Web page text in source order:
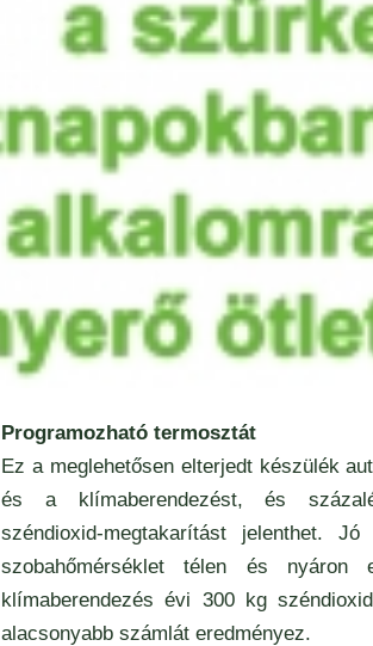
Programozható termosztát
Ez a meglehetősen elterjedt készülék
és a klímaberendezést, és
széndioxid-megtakarítást jelenthet.
szobahőmérséklet télen és nyáron
klímaberendezés évi 300 kg
alacsonyabb számlát eredményez.